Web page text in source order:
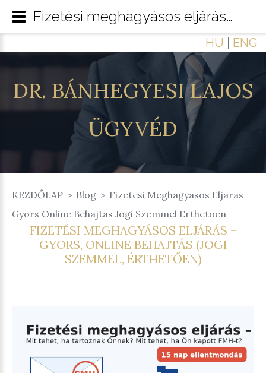
HU ENG
DR. BÁNHEGYESI LAJOS
ÜGYVÉD
KEZDŐLAP Blog
Fizetesi Meghagyasos Eljaras
Gyors Online Behajtas Jogi Szemmel Erthetoen
FIZETÉSI MEGHAGYÁSOS ELJÁRÁS –
GYORS, ONLINE BEHAJTÁS (JOGI
SZEMMEL, ÉRTHETŐEN)
Fizetési meghagyásos eljárás – gyors, online behajtás (jogi szemmel, érthetően)